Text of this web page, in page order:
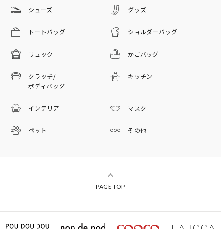
シューズ グッズ
トートバッグ ショルダーバッグ
リュック かごバッグ
クラッチ/
ボディバッグ
キッチン
インテリア マスク
ペット その他
PAGE TOP